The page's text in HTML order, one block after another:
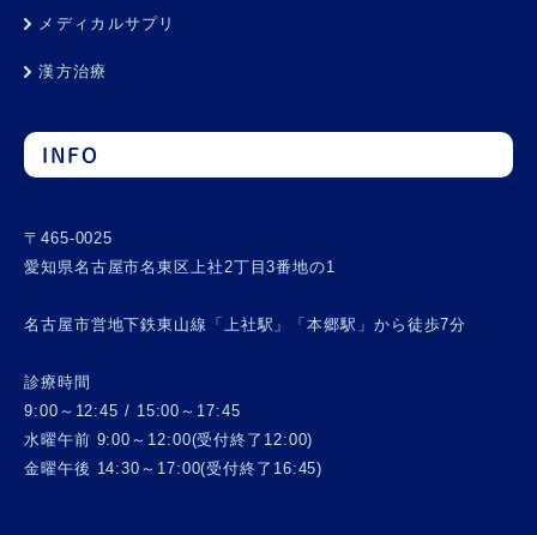
メディカルサプリ
漢方治療
INFO
〒465-0025
愛知県名古屋市名東区上社2丁目3番地の1
名古屋市営地下鉄東山線「上社駅」「本郷駅」から徒歩7分
診療時間
9:00～12:45 / 15:00～17:45
水曜午前 9:00～12:00(受付終了12:00)
金曜午後 14:30～17:00(受付終了16:45)